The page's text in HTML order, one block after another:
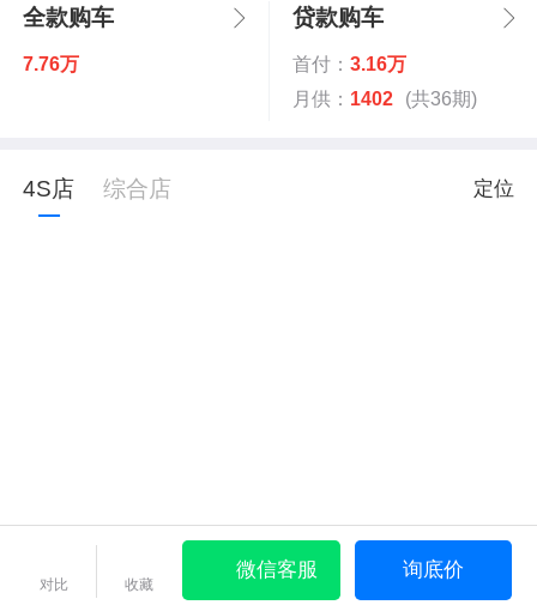
全款购车
7.76万
贷款购车
首付： 3.16万
月供： 1402 (共36期)
4S店 综合店 定位
对比 收藏
微信客服 询底价